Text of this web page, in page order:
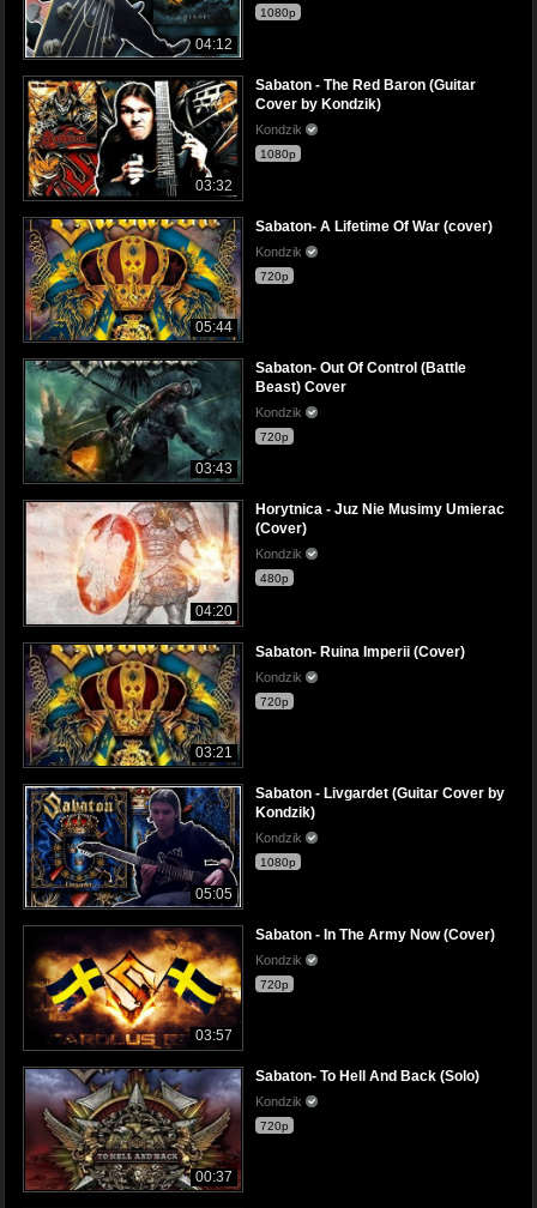
04:12
1080p
03:32
Sabaton - The Red Baron (Guitar
Cover by Kondzik)
Kondzik
1080p
05:44
Sabaton- A Lifetime Of War (cover)
Kondzik
720p
03:43
Sabaton- Out Of Control (Battle
Beast) Cover
Kondzik
720p
04:20
Horytnica - Juz Nie Musimy Umierac
(Cover)
Kondzik
480p
03:21
Sabaton- Ruina Imperii (Cover)
Kondzik
720p
05:05
Sabaton - Livgardet (Guitar Cover by
Kondzik)
Kondzik
1080p
03:57
Sabaton - In The Army Now (Cover)
Kondzik
720p
00:37
Sabaton- To Hell And Back (Solo)
Kondzik
720p